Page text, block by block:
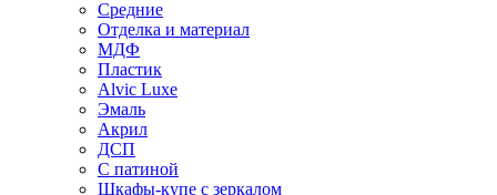
Средние
Отделка и материал
МДФ
Пластик
Alvic Luxe
Эмаль
Акрил
ДСП
С патиной
Шкафы-купе с зеркалом